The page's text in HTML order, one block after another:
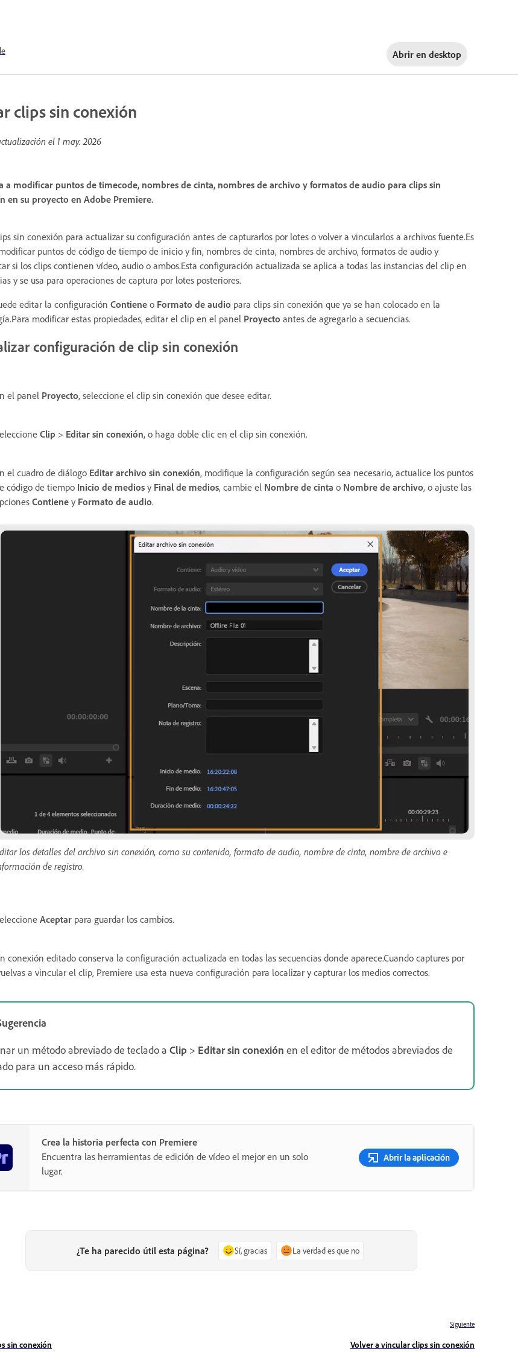
Abrir en desktop
clips sin conexión
el 1 may. 2026
a modificar puntos de timecode, nombres de cinta, nombres de archivo y formatos de audio para clips sin
en su proyecto en Adobe Premiere.
sin conexión para actualizar su configuración antes de capturarlos por lotes o volver a vincularlos a archivos fuente.Es
puntos de código de tiempo de inicio y fin, nombres de cinta, nombres de archivo, formatos de audio y
si los clips contienen vídeo, audio o ambos.Esta configuración actualizada se aplica a todas las instancias del clip en
y se usa para operaciones de captura por lotes posteriores.
editar la configuración Contiene o Formato de audio para clips sin conexión que ya se han colocado en la
modificar estas propiedades, editar el clip en el panel Proyecto antes de agregarlo a secuencias.
configuración de clip sin conexión
el panel Proyecto, seleccione el clip sin conexión que desee editar.
Clip > Editar sin conexión, o haga doble clic en el clip sin conexión.
el cuadro de diálogo Editar archivo sin conexión, modifique la configuración según sea necesario, actualice los puntos
código de tiempo Inicio de medios y Final de medios, cambie el Nombre de cinta o Nombre de archivo, o ajuste las
Contiene y Formato de audio.
los detalles del archivo sin conexión, como su contenido, formato de audio, nombre de cinta, nombre de archivo e
de registro.
Aceptar para guardar los cambios.
conexión editado conserva la configuración actualizada en todas las secuencias donde aparece.Cuando captures por
a vincular el clip, Premiere usa esta nueva configuración para localizar y capturar los medios correctos.
un método abreviado de teclado a Clip > Editar sin conexión en el editor de métodos abreviados de
para un acceso más rápido.
Crea la historia perfecta con Premiere
Encuentra las herramientas de edición de vídeo el mejor en un solo
lugar.
Abrir la aplicación
¿Te ha parecido útil esta página? Sí, gracias La verdad es que no
sin conexión
Siguiente
Volver a vincular clips sin conexión